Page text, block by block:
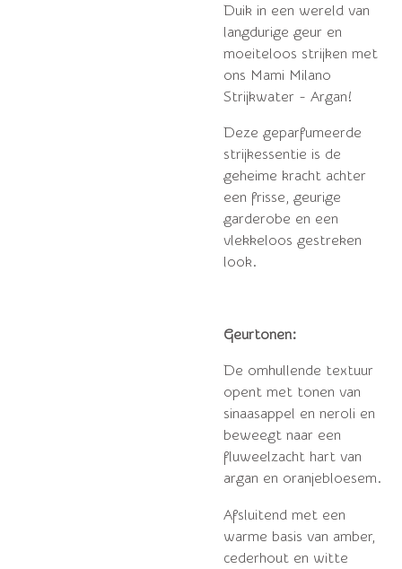
Duik in een wereld van
langdurige geur en
moeiteloos strijken met
ons Mami Milano
Strijkwater - Argan!
Deze geparfumeerde
strijkessentie is de
geheime kracht achter
een frisse, geurige
garderobe en een
vlekkeloos gestreken
look.
Geurtonen:
De omhullende textuur
opent met tonen van
sinaasappel en neroli en
beweegt naar een
fluweelzacht hart van
argan en oranjebloesem.
Afsluitend met een
warme basis van amber,
cederhout en witte